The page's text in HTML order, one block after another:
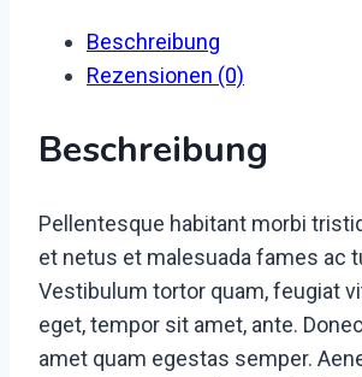
Beschreibung
Rezensionen (0)
Beschreibung
Pellentesque habitant morbi
et netus et malesuada fames ac
Vestibulum tortor quam, feugiat
eget, tempor sit amet, ante.
amet quam egestas semper.